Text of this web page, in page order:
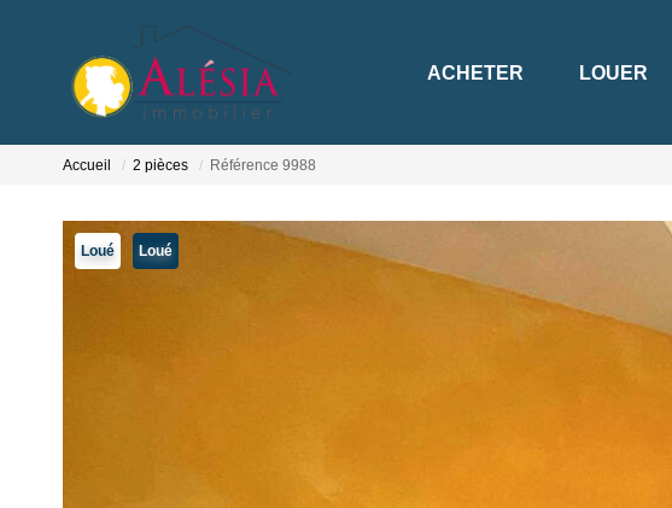
ACHETER LOUER
Accueil 2 pièces Référence 9988
Loué Loué